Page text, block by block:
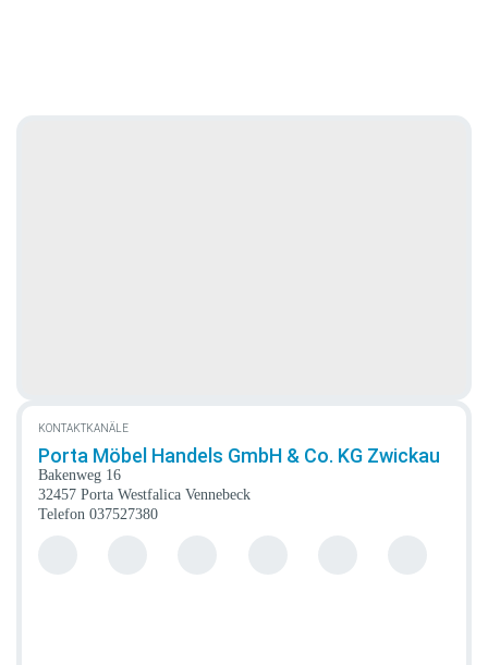
KONTAKTKANÄLE
Porta Möbel Handels GmbH & Co. KG Zwickau
Bakenweg 16
32457 Porta Westfalica Vennebeck
Telefon 037527380